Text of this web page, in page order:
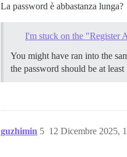
La password è abbastanza lunga?
I'm stuck on the "Register
You might have ran into the
the password should be at
guzhimin 12 Dicembre 2025,
5